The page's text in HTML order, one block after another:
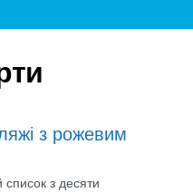
з рожевим
список з десяти